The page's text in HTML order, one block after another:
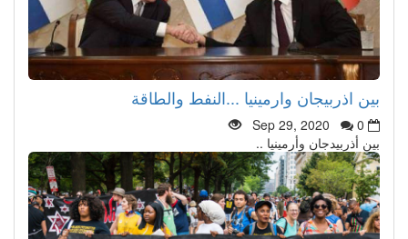
بين اذربيجان وارمينيا ...النفط والطاقة
Sep 29, 2020
0
بين أذربيدجان وأرمينيا ..